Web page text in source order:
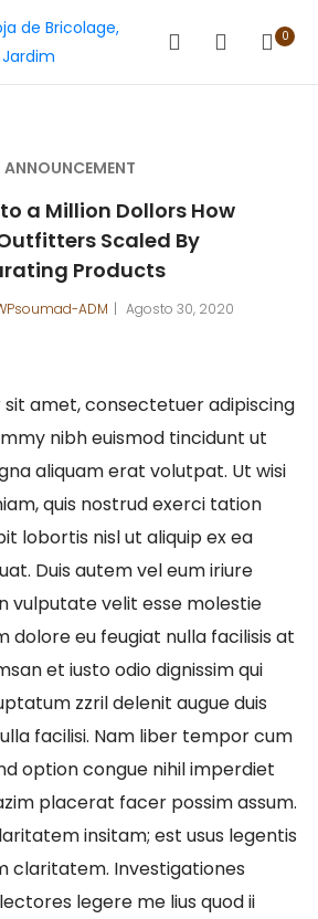
0
ANNOUNCEMENT
a Million Dollors How
Scaled By
Products
ADM Agosto 30, 2020
sit amet, consectetuer adipiscing
nibh euismod tincidunt ut
aliquam erat volutpat. Ut wisi
quis nostrud exerci tation
lobortis nisl ut aliquip ex ea
Duis autem vel eum iriure
vulputate velit esse molestie
dolore eu feugiat nulla facilisis at
et iusto odio dignissim qui
zzril delenit augue duis
facilisi. Nam liber tempor cum
option congue nihil imperdiet
placerat facer possim assum.
insitam; est usus legentis
claritatem. Investigationes
legere me lius quod ii